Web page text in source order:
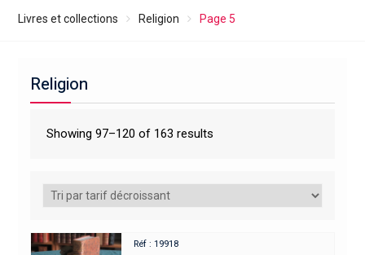
Livres et collections Religion Page 5
Religion
Showing 97–120 of 163 results
Réf : 19918